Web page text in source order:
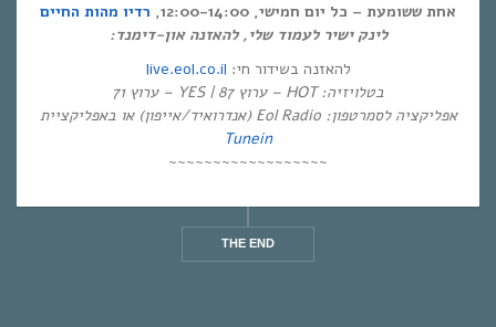
אחת ששומעת – כל יום חמישי, 12:00-14:00,
רדיו מהות החיים
לינק ישיר לעמוד שלי, להאזנה און-דימנד:
להאזנה בשידור חי: live.eol.co.il
בטלויזיה: HOT – ערוץ 87 | YES – ערוץ 71
אפליקציה לסמרטפון: Eol Radio (אנדרואיד/אייפון) או באפליקציית
Tunein
~~~~~~~~~~~~~~~~~~
THE END